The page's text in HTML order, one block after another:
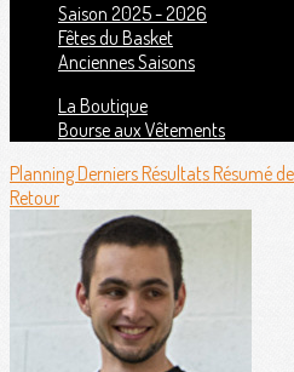
Saison 2025 - 2026
Fêtes du Basket
Anciennes Saisons
La Boutique
Bourse aux Vêtements
PlanningDerniers RésultatsRésumé
Retour